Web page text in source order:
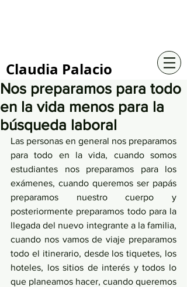
Claudia Palacio
Nos preparamos para todo
en la vida menos para la
búsqueda laboral
Las personas en general nos preparamos
para todo en la vida, cuando somos
estudiantes nos preparamos para los
exámenes, cuando queremos ser papás
preparamos nuestro cuerpo y
posteriormente preparamos todo para la
llegada del nuevo integrante a la familia,
cuando nos vamos de viaje preparamos
todo el itinerario, desde los tiquetes, los
hoteles, los sitios de interés y todos lo
que planeamos hacer, cuando queremos